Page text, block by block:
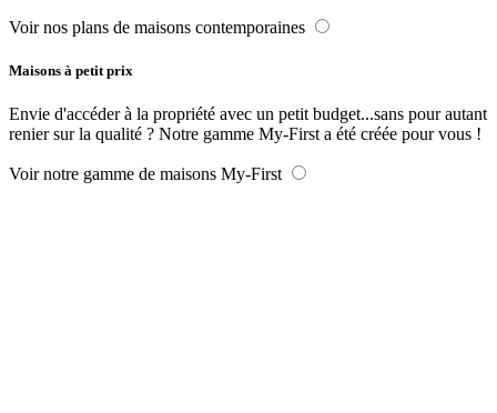
Voir nos plans de maisons contemporaines
Maisons à petit prix
Envie d'accéder à la propriété avec un petit budget...sans pour autant
renier sur la qualité ? Notre gamme My-First a été créée pour vous !
Voir notre gamme de maisons My-First